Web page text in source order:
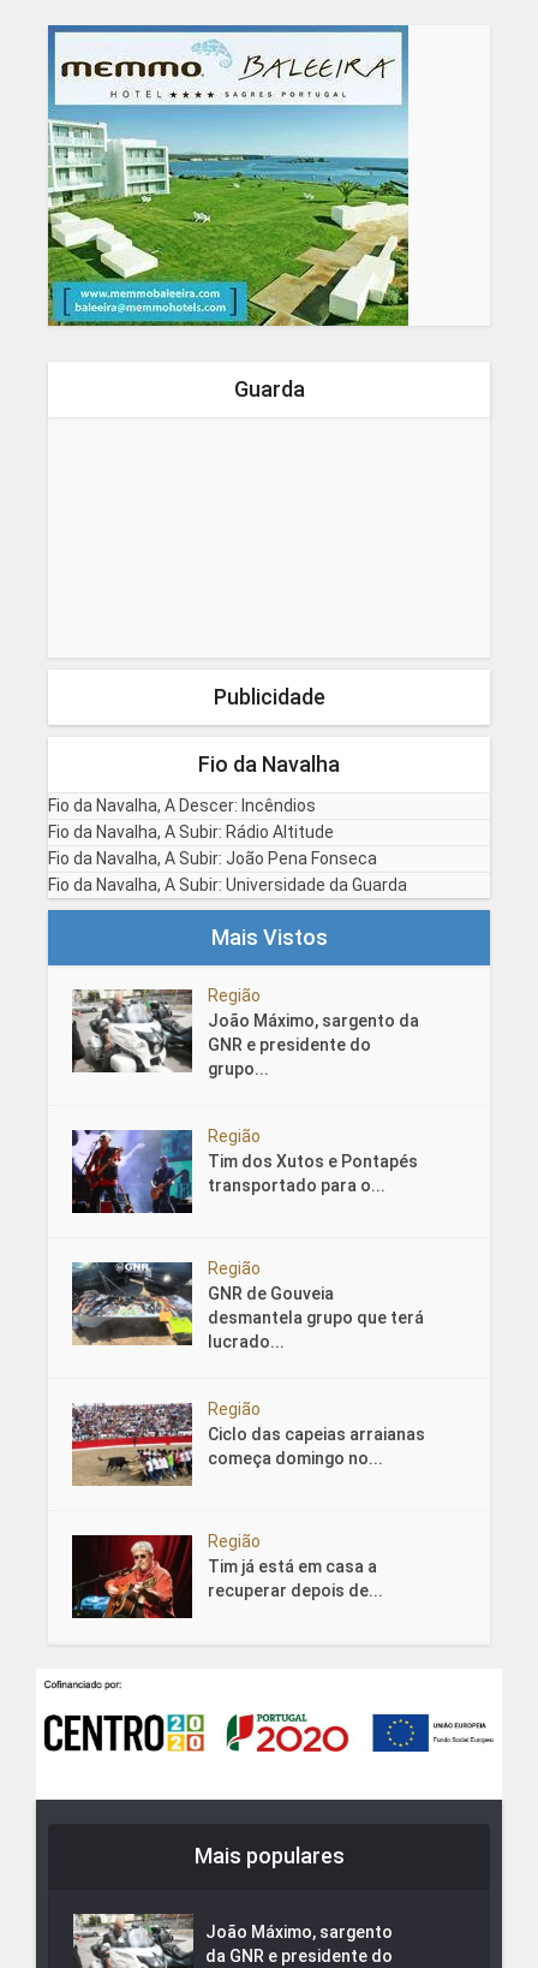
Guarda
Publicidade
Fio da Navalha
Fio da Navalha, A Descer: Incêndios
Fio da Navalha, A Subir: Rádio Altitude
Fio da Navalha, A Subir: João Pena Fonseca
Fio da Navalha, A Subir: Universidade da Guarda
Mais Vistos
Região
João Máximo, sargento da
GNR e presidente do
grupo...
Região
Tim dos Xutos e Pontapés
transportado para o...
Região
GNR de Gouveia
desmantela grupo que terá
lucrado...
Região
Ciclo das capeias arraianas
começa domingo no...
Região
Tim já está em casa a
recuperar depois de...
Mais populares
João Máximo, sargento
da GNR e presidente do